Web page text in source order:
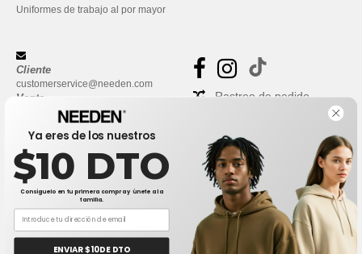
Uniformes de trabajo al por mayor
Cliente
customerservice@needen.com
Venta
sales@needen.com
Rastreo de pedido
Ya eres de los nuestros
$10 DTO
Consíguelo en tu primera compra y únete a la
familia.
ENVIAR $10 DE DTO